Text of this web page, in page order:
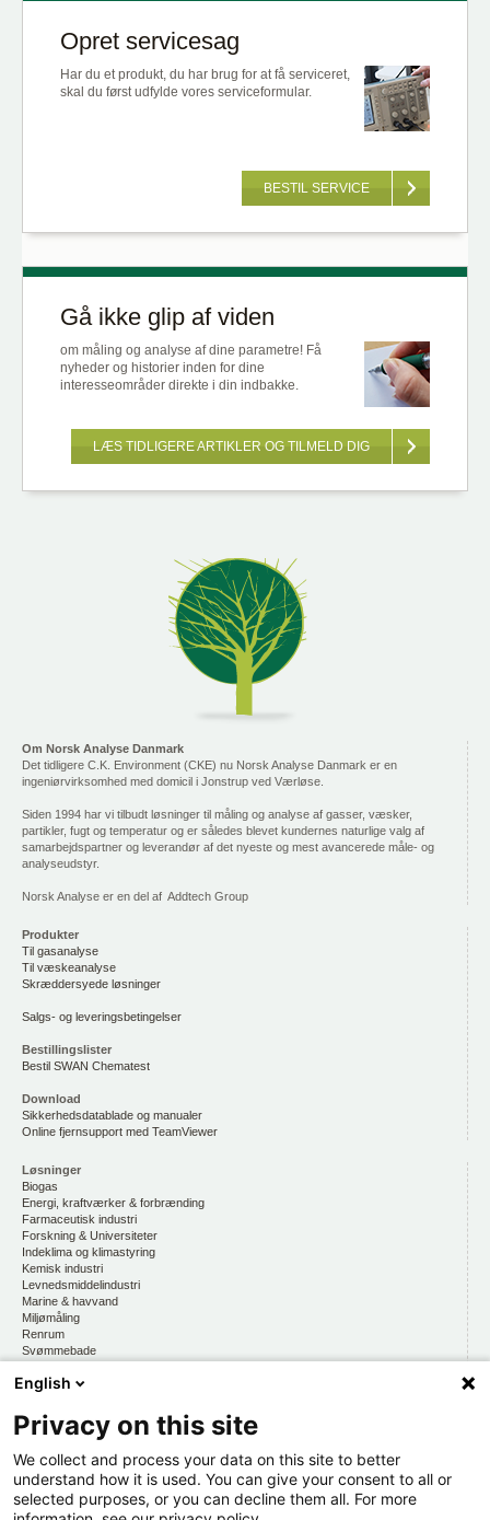
Opret servicesag
Har du et produkt, du har brug for at få serviceret,
skal du først udfylde vores serviceformular.
BESTIL SERVICE
Gå ikke glip af viden
om måling og analyse af dine parametre! Få
nyheder og historier inden for dine
interesseområder direkte i din indbakke.
LÆS TIDLIGERE ARTIKLER OG TILMELD DIG
Om Norsk Analyse Danmark
Det tidligere C.K. Environment (CKE) nu Norsk Analyse Danmark er en
ingeniørvirksomhed med domicil i Jonstrup ved Værløse.
Siden 1994 har vi tilbudt løsninger til måling og analyse af gasser, væsker,
partikler, fugt og temperatur og er således blevet kundernes naturlige valg af
samarbejdspartner og leverandør af det nyeste og mest avancerede måle- og
analyseudstyr.
Norsk Analyse er en del af Addtech Group
Produkter
Til gasanalyse
Til væskeanalyse
Skræddersyede løsninger
Salgs- og leveringsbetingelser
Bestillingslister
Bestil SWAN Chematest
Download
Sikkerhedsdatablade og manualer
Online fjernsupport med TeamViewer
Løsninger
Biogas
Energi, kraftværker & forbrænding
Farmaceutisk industri
Forskning & Universiteter
Indeklima og klimastyring
Kemisk industri
Levnedsmiddelindustri
Marine & havvand
Miljømåling
Renrum
Svømmebade
CKE
Om os
At arbejde hos CKE
Persondatapolitik
Kontakt os
English
Privacy on this site
We collect and process your data on this site to better
understand how it is used. You can give your consent to all or
selected purposes, or you can decline them all. For more